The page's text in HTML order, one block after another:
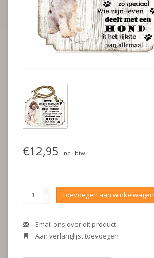
€12,95 Incl. btw
+
- Toevoegen aan winkelwagen
Email ons over dit product
Aan verlanglijst toevoegen